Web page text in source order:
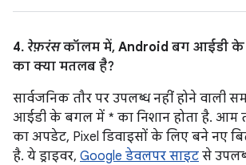
4. रेफ़रंसकॉलम में, Android बग आईडी
का क्या मतलब है?
सार्वजनिक तौर पर उपलब्ध नहीं होने वाली
आईडी के बगल में * का निशान होता है. आम
का अपडेट, Pixel डिवाइसों के लिए बने नए
है. ये ड्राइवर, Google डेवलपर साइट से